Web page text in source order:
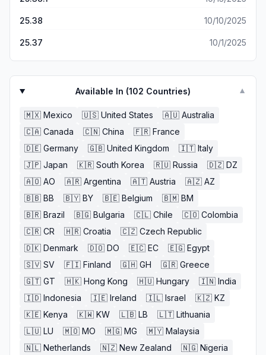
25.38 10/10/2025
25.37 10/1/2025
Available In (102 Countries) ▼
🇲🇽 Mexico 🇺🇸 United States 🇦🇺 Australia
🇨🇦 Canada 🇨🇳 China 🇫🇷 France
🇩🇪 Germany 🇬🇧 United Kingdom 🇮🇹 Italy
🇯🇵 Japan 🇰🇷 South Korea 🇷🇺 Russia 🇩🇿 DZ
🇦🇴 AO 🇦🇷 Argentina 🇦🇹 Austria 🇦🇿 AZ
🇧🇧 BB 🇧🇾 BY 🇧🇪 Belgium 🇧🇲 BM
🇧🇷 Brazil 🇧🇬 Bulgaria 🇨🇱 Chile 🇨🇴 Colombia
🇨🇷 CR 🇭🇷 Croatia 🇨🇿 Czech Republic
🇩🇰 Denmark 🇩🇴 DO 🇪🇨 EC 🇪🇬 Egypt
🇸🇻 SV 🇫🇮 Finland 🇬🇭 GH 🇬🇷 Greece
🇬🇹 GT 🇭🇰 Hong Kong 🇭🇺 Hungary 🇮🇳 India
🇮🇩 Indonesia 🇮🇪 Ireland 🇮🇱 Israel 🇰🇿 KZ
🇰🇪 Kenya 🇰🇼 KW 🇱🇧 LB 🇱🇹 Lithuania
🇱🇺 LU 🇲🇴 MO 🇲🇬 MG 🇲🇾 Malaysia
🇳🇱 Netherlands 🇳🇿 New Zealand 🇳🇬 Nigeria